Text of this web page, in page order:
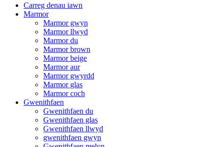
Carreg denau iawn
Marmor
Marmor gwyn
Marmor llwyd
Marmor du
Marmor brown
Marmor beige
Marmor aur
Marmor gwyrdd
Marmor glas
Marmor coch
Gwenithfaen
Gwenithfaen du
Gwenithfaen glas
Gwenithfaen llwyd
gwenithfaen gwyn